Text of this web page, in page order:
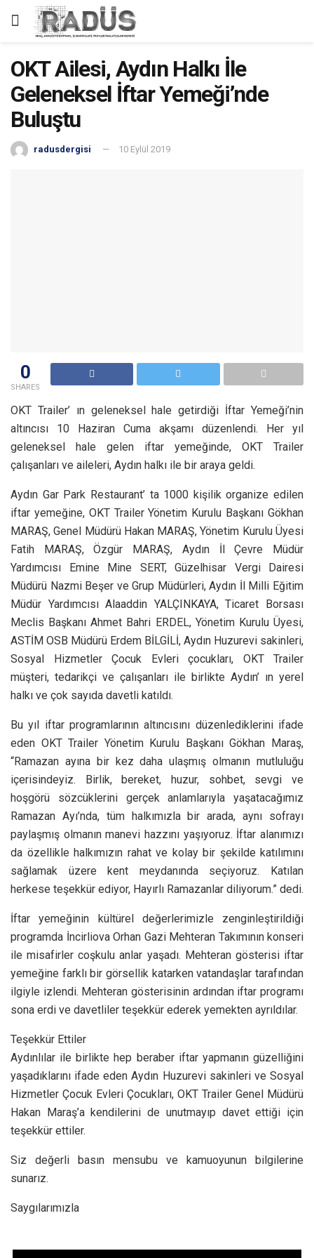
OKT Ailesi, Aydın Halkı İle
Geleneksel İftar Yemeği’nde
Buluştu
radusdergisi 10 Eylül 2019
0
SHARES
OKT Trailer’ ın geleneksel hale getirdiği İftar Yemeği’nin
altıncısı 10 Haziran Cuma akşamı düzenlendi. Her yıl
geleneksel hale gelen iftar yemeğinde, OKT Trailer
çalışanları ve aileleri, Aydın halkı ile bir araya geldi.
Aydın Gar Park Restaurant’ ta 1000 kişilik organize edilen
iftar yemeğine, OKT Trailer Yönetim Kurulu Başkanı Gökhan
MARAŞ, Genel Müdürü Hakan MARAŞ, Yönetim Kurulu Üyesi
Fatih MARAŞ, Özgür MARAŞ, Aydın İl Çevre Müdür
Yardımcısı Emine Mine SERT, Güzelhisar Vergi Dairesi
Müdürü Nazmi Beşer ve Grup Müdürleri, Aydın İl Milli Eğitim
Müdür Yardımcısı Alaaddin YALÇINKAYA, Ticaret Borsası
Meclis Başkanı Ahmet Bahri ERDEL, Yönetim Kurulu Üyesi,
ASTİM OSB Müdürü Erdem BİLGİLİ, Aydın Huzurevi sakinleri,
Sosyal Hizmetler Çocuk Evleri çocukları, OKT Trailer
müşteri, tedarikçi ve çalışanları ile birlikte Aydın’ ın yerel
halkı ve çok sayıda davetli katıldı.
Bu yıl iftar programlarının altıncısını düzenlediklerini ifade
eden OKT Trailer Yönetim Kurulu Başkanı Gökhan Maraş,
“Ramazan ayına bir kez daha ulaşmış olmanın mutluluğu
içerisindeyiz. Birlik, bereket, huzur, sohbet, sevgi ve
hoşgörü sözcüklerini gerçek anlamlarıyla yaşatacağımız
Ramazan Ayı’nda, tüm halkımızla bir arada, aynı sofrayı
paylaşmış olmanın manevi hazzını yaşıyoruz. İftar alanımızı
da özellikle halkımızın rahat ve kolay bir şekilde katılımını
sağlamak üzere kent meydanında seçiyoruz. Katılan
herkese teşekkür ediyor, Hayırlı Ramazanlar diliyorum.” dedi.
İftar yemeğinin kültürel değerlerimizle zenginleştirildiği
programda İncirliova Orhan Gazi Mehteran Takımının konseri
ile misafirler coşkulu anlar yaşadı. Mehteran gösterisi iftar
yemeğine farklı bir görsellik katarken vatandaşlar tarafından
ilgiyle izlendi. Mehteran gösterisinin ardından iftar programı
sona erdi ve davetliler teşekkür ederek yemekten ayrıldılar.
Teşekkür Ettiler
Aydınlılar ile birlikte hep beraber iftar yapmanın güzelliğini
yaşadıklarını ifade eden Aydın Huzurevi sakinleri ve Sosyal
Hizmetler Çocuk Evleri Çocukları, OKT Trailer Genel Müdürü
Hakan Maraş’a kendilerini de unutmayıp davet ettiği için
teşekkür ettiler.
Siz değerli basın mensubu ve kamuoyunun bilgilerine
sunarız.
Saygılarımızla